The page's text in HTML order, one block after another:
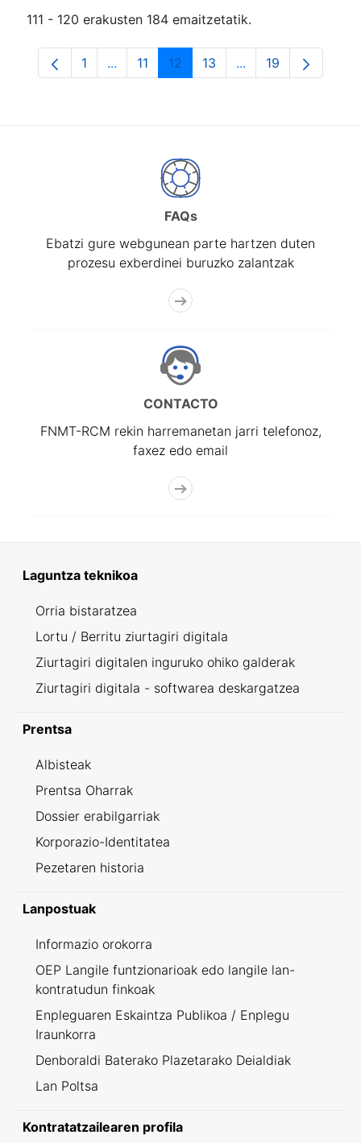
111 - 120 erakusten 184 emaitzetatik.
Orrialdea
1 ...Intermediate Pages Use TAB to navigate.
Orrialdea
11 Orrialdea
12 Orrialdea
13 ...Intermediate
Orrialdea
19
FAQs
Ebatzi gure webgunean parte hartzen duten
prozesu exberdinei buruzko zalantzak
CONTACTO
FNMT-RCM rekin harremanetan jarri telefonoz,
faxez edo email
Laguntza teknikoa
Orria bistaratzea
Lortu / Berritu ziurtagiri digitala
Ziurtagiri digitalen inguruko ohiko galderak
Ziurtagiri digitala - softwarea deskargatzea
Prentsa
Albisteak
Prentsa Oharrak
Dossier erabilgarriak
Korporazio-Identitatea
Pezetaren historia
Lanpostuak
Informazio orokorra
OEP Langile funtzionarioak edo langile lan-
kontratudun finkoak
Enpleguaren Eskaintza Publikoa / Enplegu
Iraunkorra
Denboraldi Baterako Plazetarako Deialdiak
Lan Poltsa
Kontratatzailearen profila